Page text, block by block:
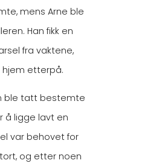
mens Arne ble
Han fikk en
fra vaktene,
hjem etterpå.
ble tatt bestemte
å ligge lavt en
var behovet for
og etter noen